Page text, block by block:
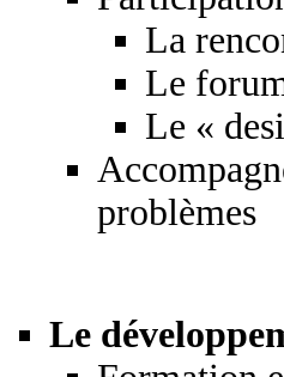
La
Le
Le «
problèmes
Le